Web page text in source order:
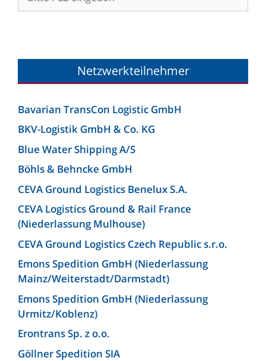
Netzwerkteilnehmer
Bavarian TransCon Logistic GmbH
BKV-Logistik GmbH & Co. KG
Blue Water Shipping A/S
Böhls & Behncke GmbH
CEVA Ground Logistics Benelux S.A.
CEVA Logistics Ground & Rail France
(Niederlassung Mulhouse)
CEVA Ground Logistics Czech Republic s.r.o.
Emons Spedition GmbH (Niederlassung
Mainz/Weiterstadt/Darmstadt)
Emons Spedition GmbH (Niederlassung
Urmitz/Koblenz)
Erontrans Sp. z o.o.
Göllner Spedition SIA